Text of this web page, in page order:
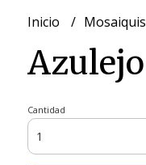
Inicio
Cantidad